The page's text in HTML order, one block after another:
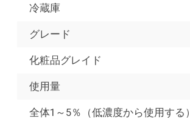
冷蔵庫
グレード
化粧品グレイド
使用量
全体1～5％（低濃度から使用する）